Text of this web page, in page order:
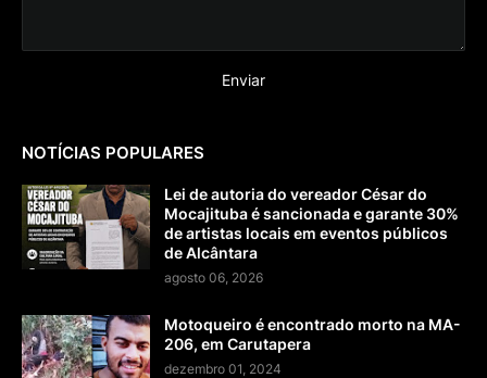
NOTÍCIAS POPULARES
Lei de autoria do vereador César do
Mocajituba é sancionada e garante 30%
de artistas locais em eventos públicos
de Alcântara
agosto 06, 2026
Motoqueiro é encontrado morto na MA-
206, em Carutapera
dezembro 01, 2024